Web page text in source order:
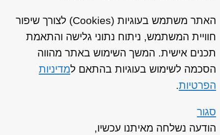
האתר משתמש בעוגיות (Cookies) לצורך שיפור
חוויית המשתמש, ניתוח נתוני גלישה והתאמת
תכנים אישית. המשך השימוש באתר מהווה
הסכמה לשימוש בעוגיות בהתאם למדיניות
הפרטיות.
סגור
הודעה נשלחה מאיתנו עכשיו,